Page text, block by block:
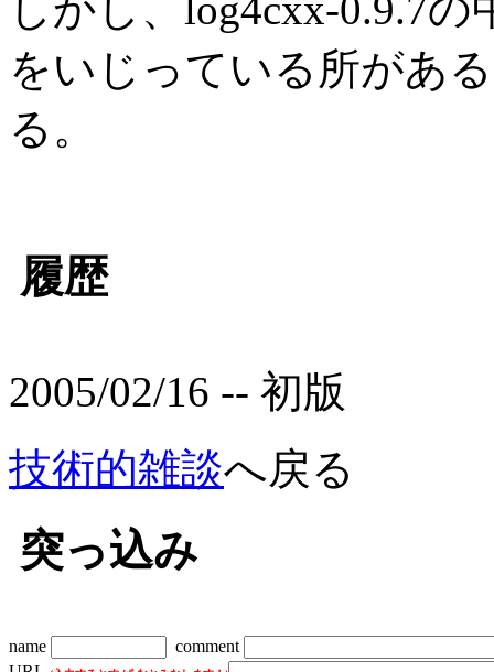
しかし、log4cxx-0.9.7
をいじっている所があ
る。
履歴
2005/02/16 -- 初版
技術的雑談へ戻る
突っ込み
name
comment